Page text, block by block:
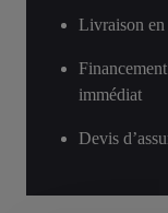
Livraison en
immédiat
Devis